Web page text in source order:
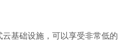
云基础设施，可以享受非常低的